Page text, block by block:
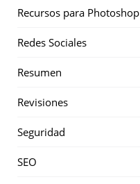
Recursos para Photoshop
Redes Sociales
Resumen
Revisiones
Seguridad
SEO